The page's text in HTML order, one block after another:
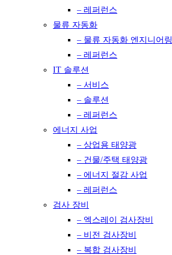
– 레퍼런스
물류 자동화
– 물류 자동화 엔지니어링
– 레퍼런스
IT 솔루션
– 서비스
– 솔루션
– 레퍼런스
에너지 사업
– 상업용 태양광
– 건물/주택 태양광
– 에너지 절감 사업
– 레퍼런스
검사 장비
– 엑스레이 검사장비
– 비전 검사장비
– 복합 검사장비